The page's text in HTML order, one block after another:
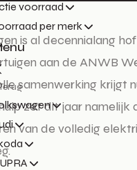
voorraad
per merk
is al decennialang
aan de ANWB
samenwerking krijgt
zet dit jaar namelijk
van de volledig